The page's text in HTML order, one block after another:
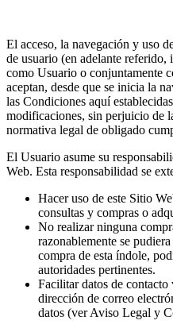
El acceso, la navegación y uso
de usuario (en adelante
como Usuario o conjuntamente
aceptan, desde que se inicia la
las Condiciones aquí
modificaciones, sin perjuicio de
normativa legal de obligado
El Usuario asume su
Web. Esta responsabilidad se
Hacer uso de este Sitio
consultas y compras o
No realizar ninguna
razonablemente se
compra de esta índole,
autoridades pertinentes.
Facilitar datos de
dirección de correo
datos (ver Aviso Legal y